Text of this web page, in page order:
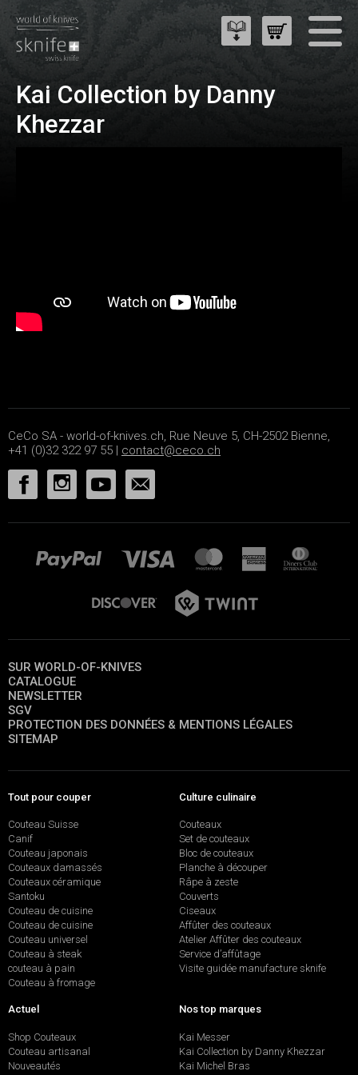
Kai Collection by Danny
Khezzar
CeCo SA - world-of-knives.ch, Rue Neuve 5, CH-2502 Bienne,
+41 (0)32 322 97 55 | contact@ceco.ch
SUR WORLD-OF-KNIVES
CATALOGUE
NEWSLETTER
SGV
PROTECTION DES DONNÉES & MENTIONS LÉGALES
SITEMAP
Tout pour couper
Couteau Suisse
Canif
Couteau japonais
Couteaux damassés
Couteaux céramique
Santoku
Couteau de cuisine
Couteau de cuisine
Couteau universel
Couteau à steak
couteau à pain
Couteau à fromage
Culture culinaire
Couteaux
Set de couteaux
Bloc de couteaux
Planche à découper
Râpe à zeste
Couverts
Ciseaux
Affûter des couteaux
Atelier Affûter des couteaux
Service d’affûtage
Visite guidée manufacture sknife
Actuel
Shop Couteaux
Couteau artisanal
Nouveautés
Nos top marques
Kai Messer
Kai Collection by Danny Khezzar
Kai Michel Bras